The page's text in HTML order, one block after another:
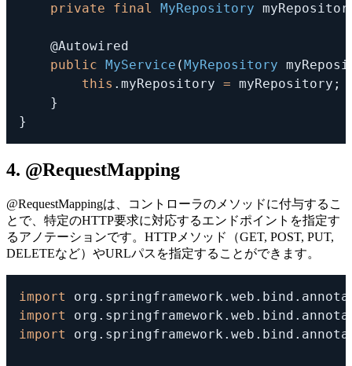
private
final MyRepository
@Autowired
public
MyService ( MyRepository
this . myRepository = myRepository ;
}
}
4. @RequestMapping
@RequestMappingは、コントローラのメソッドに付与するこ
とで、特定のHTTP要求に対応するエンドポイントを指定す
るアノテーションです。HTTPメソッド（GET, POST, PUT,
DELETEなど）やURLパスを指定することができます。
import org . springframework . web . bind .
import
org . springframework . web . bind .
import
org . springframework . web . bind .